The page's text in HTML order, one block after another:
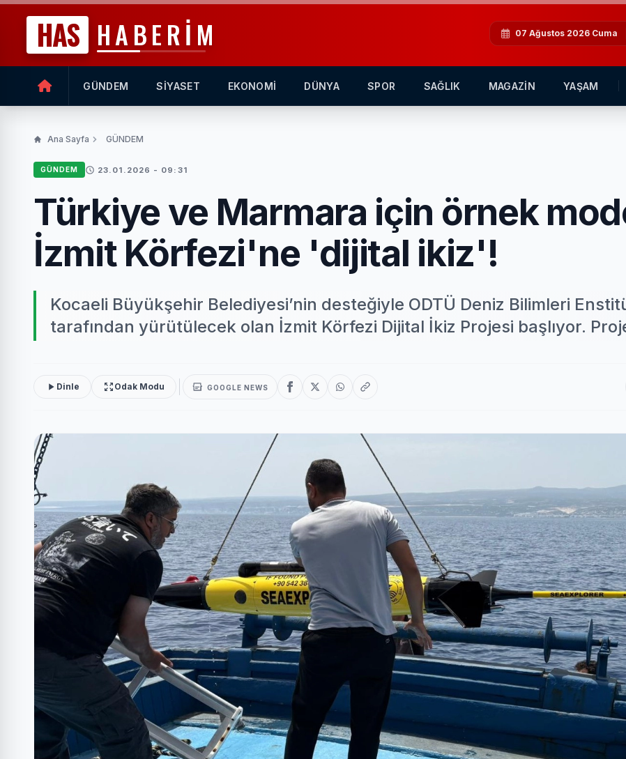
HAS HABERİM 07 Ağustos 2026 Cuma
GÜNDEM SİYASET EKONOMİ DÜNYA SPOR SAĞLIK MAGAZİN YAŞAM
Ana Sayfa GÜNDEM
GÜNDEM 23.01.2026 - 09:31
Türkiye ve Marmara için örnek
İzmit Körfezi'ne 'dijital ikiz'!
Kocaeli Büyükşehir Belediyesi’nin desteğiyle ODTÜ Deniz Bilimleri
tarafından yürütülecek olan İzmit Körfezi Dijital İkiz Projesi başlıyor.
Dinle Odak Modu GOOGLE NEWS